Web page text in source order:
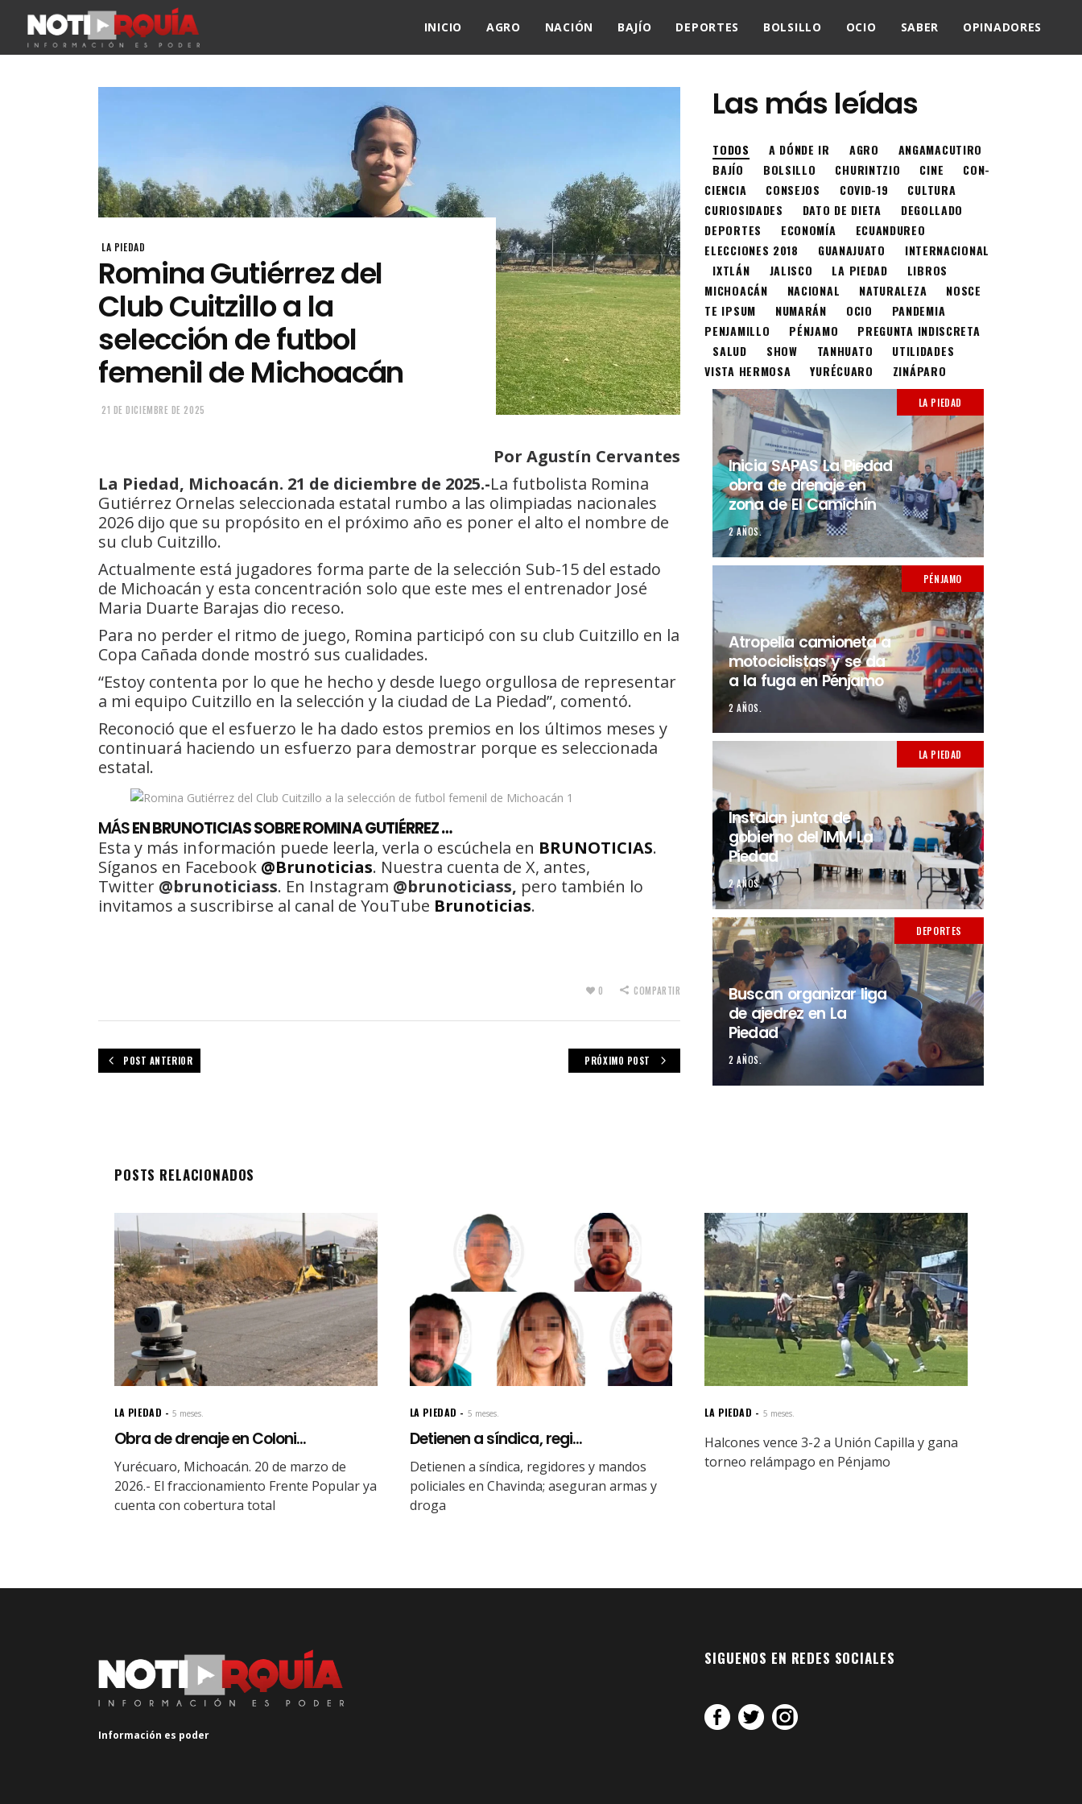
INICIO AGRO NACIÓN BAJÍO DEPORTES BOLSILLO OCIO SABER OPINADORES
LA PIEDAD
Romina Gutiérrez del
Club Cuitzillo a la
selección de futbol
femenil de Michoacán
21 DE DICIEMBRE DE 2025
Por Agustín Cervantes
La Piedad, Michoacán. 21 de diciembre de 2025.-La futbolista Romina
Gutiérrez Ornelas seleccionada estatal rumbo a las olimpiadas nacionales
2026 dijo que su propósito en el próximo año es poner el alto el nombre de
su club Cuitzillo.
Actualmente está jugadores forma parte de la selección Sub-15 del estado
de Michoacán y esta concentración solo que este mes el entrenador José
Maria Duarte Barajas dio receso.
Para no perder el ritmo de juego, Romina participó con su club Cuitzillo en la
Copa Cañada donde mostró sus cualidades.
“Estoy contenta por lo que he hecho y desde luego orgullosa de representar
a mi equipo Cuitzillo en la selección y la ciudad de La Piedad”, comentó.
Reconoció que el esfuerzo le ha dado estos premios en los últimos meses y
continuará haciendo un esfuerzo para demostrar porque es seleccionada
estatal.
MÁSEN BRUNOTICIAS SOBRE ROMINA GUTIÉRREZ …
Esta y más información puede leerla, verla o escúchela en BRUNOTICIAS.
Síganos en Facebook @Brunoticias. Nuestra cuenta de X, antes,
Twitter @brunoticiass. En Instagram @brunoticiass, pero también lo
invitamos a suscribirse al canal de YouTube Brunoticias.
0 COMPARTIR
POST ANTERIOR PRÓXIMO POST
Las más leídas
TODOS A DÓNDE IR AGRO
ANGAMACUTIRO
BAJÍO
BOLSILLO CHURINTZIO CINE
CON-
CIENCIA
CONSEJOS COVID-19
CULTURA
CURIOSIDADES
DATO DE DIETA
DEGOLLADO
DEPORTES
ECONOMÍA
ECUANDUREO
ELECCIONES 2018
GUANAJUATO
INTERNACIONAL
IXTLÁN
JALISCO LA PIEDAD
LIBROS
MICHOACÁN
NACIONAL NATURALEZA
NOSCE
TE IPSUM
NUMARÁN OCIO
PANDEMIA
PENJAMILLO
PÉNJAMO
PREGUNTA INDISCRETA
SALUD
SHOW TANHUATO
UTILIDADES
VISTA HERMOSA
YURÉCUARO ZINÁPARO
LA PIEDAD
Inicia SAPAS La Piedad
obra de drenaje en
zona de El Camichín
2 AÑOS.
PÉNJAMO
Atropella camioneta a
motociclistas y se da
a la fuga en Pénjamo
2 AÑOS.
LA PIEDAD
Instalan junta de
gobierno del IMM La
Piedad
2 AÑOS.
DEPORTES
Buscan organizar liga
de ajedrez en La
Piedad
2 AÑOS.
POSTS RELACIONADOS
LA PIEDAD 5 meses.
Obra de drenaje en Coloni...
Yurécuaro, Michoacán. 20 de marzo de
2026.- El fraccionamiento Frente Popular ya
cuenta con cobertura total
LA PIEDAD 5 meses.
Detienen a síndica, regi...
Detienen a síndica, regidores y mandos
policiales en Chavinda; aseguran armas y
droga
LA PIEDAD 5 meses.
Halcones vence 3-2 a Unión Capilla y gana
torneo relámpago en Pénjamo
Información es poder
SIGUENOS EN REDES SOCIALES